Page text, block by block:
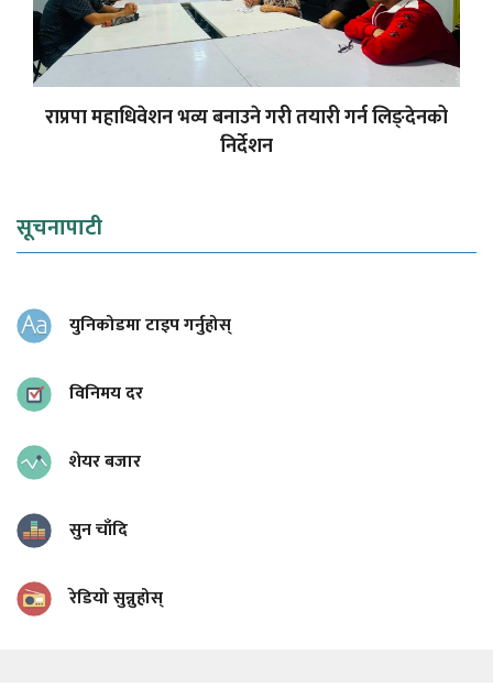
राप्रपा महाधिवेशन भव्य बनाउने गरी तयारी गर्न लिङ्देनको
निर्देशन
सूचनापाटी
युनिकोडमा टाइप गर्नुहोस्
विनिमय दर
शेयर बजार
सुन चाँदि
रेडियो सुन्नुहोस्